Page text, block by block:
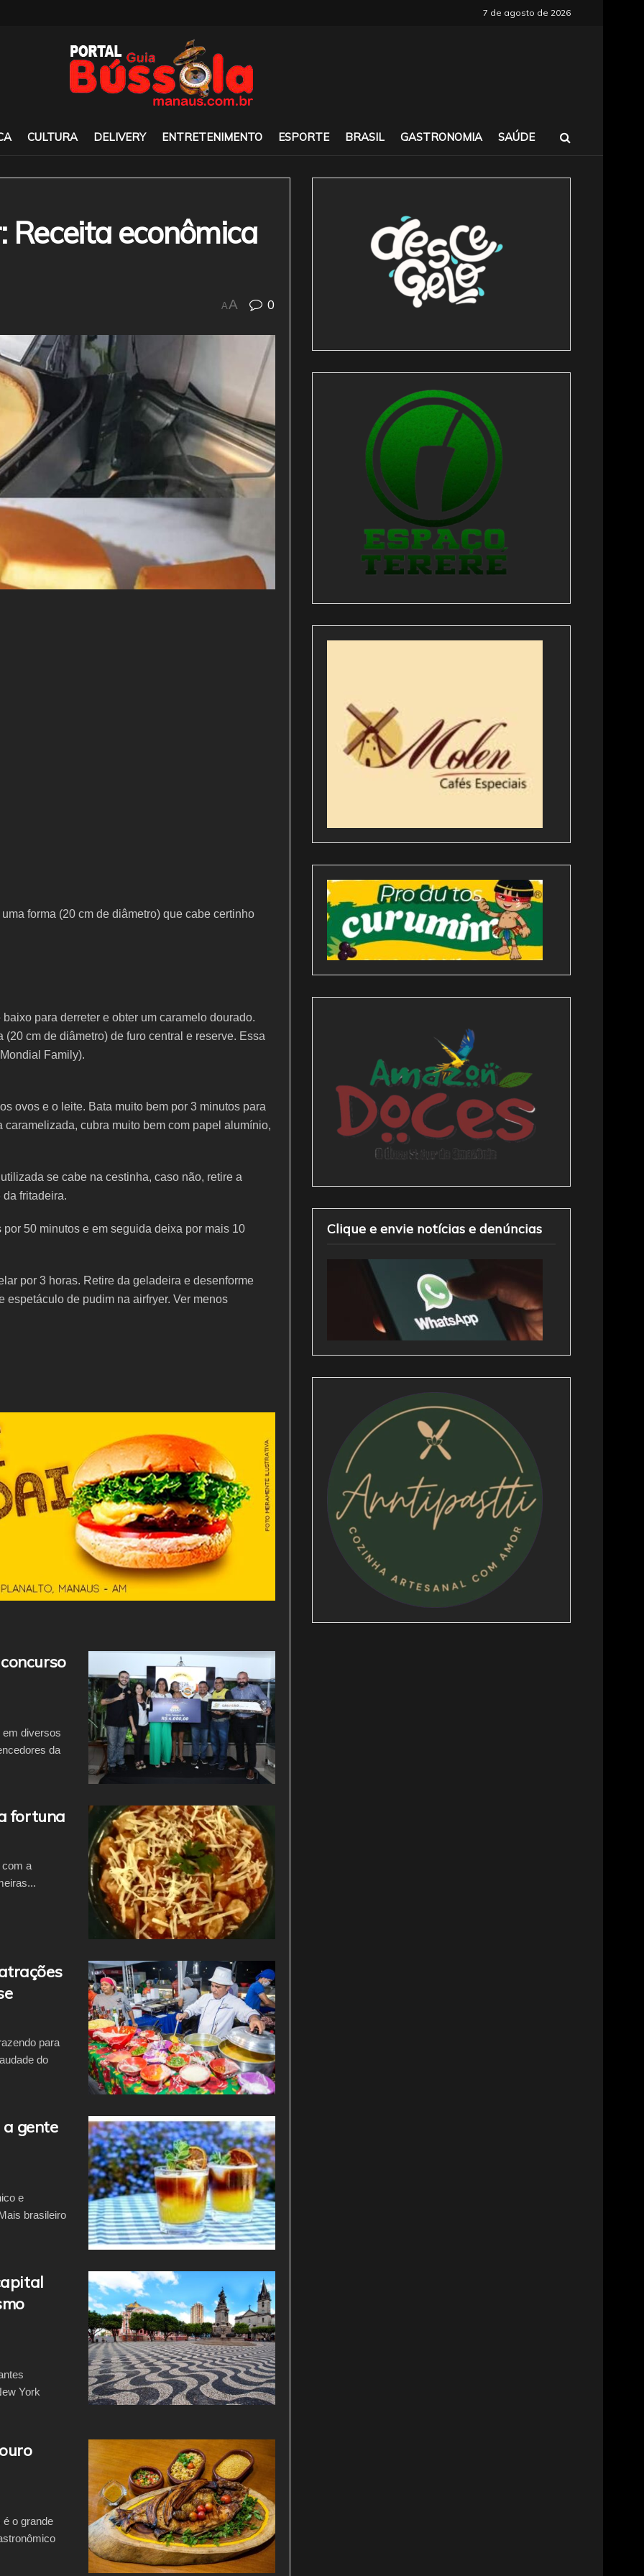
7 de agosto de 2026
CULTURA DELIVERY ENTRETENIMENTO ESPORTE BRASIL GASTRONOMIA SAÚDE
Receita econômica
AA 0
forma (20 cm de diâmetro) que cabe certinho
para derreter e obter um caramelo dourado.
cm de diâmetro) de furo central e reserve. Essa
Family).
ovos e o leite. Bata muito bem por 3 minutos para
cubra muito bem com papel alumínio,
se cabe na cestinha, caso não, retire a
fritadeira.
50 minutos e em seguida deixa por mais 10
por 3 horas. Retire da geladeira e desenforme
de pudim na airfryer. Ver menos
em diversos
da
fortuna
com a
para
do
a gente
e
brasileiro
York
é o grande
Clique e envie notícias e denúncias